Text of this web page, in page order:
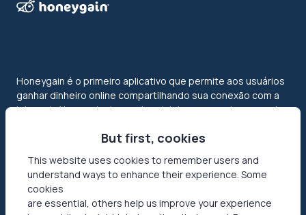
Honeygain é o primeiro aplicativo que permite aos usuários
ganhar dinheiro online compartilhando sua conexão com a
internet. Alcance todo o potencial das suas redes e receba
But first, cookies
This website uses cookies to remember users and
understand ways to enhance their experience. Some
cookies
are essential, others help us improve your experience